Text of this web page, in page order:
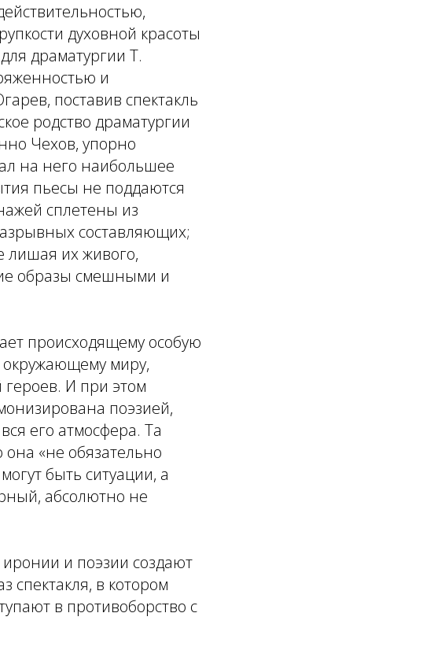
духовной красоты
драматургии Т.
и
поставив спектакль
родство драматургии
Чехов, упорно
на него наибольшее
пьесы не поддаются
сплетены из
составляющих;
лишая их живого,
образы смешными и
происходящему особую
окружающему миру,
И при этом
поэзией,
его атмосфера. Та
она «не обязательно
быть ситуации, а
абсолютно не
и поэзии создают
в котором
в противоборство с